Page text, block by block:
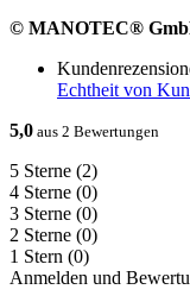
© MANOTEC®
Echtheit von
5,0 aus 2 Bewertungen
5 Sterne (2)
4 Sterne (0)
3 Sterne (0)
2 Sterne (0)
1 Stern (0)
Anmelden und